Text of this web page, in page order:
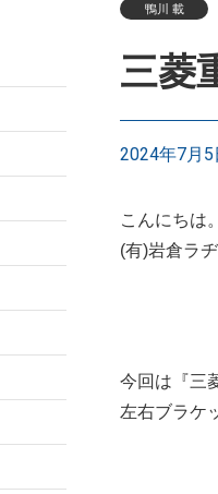
鴨川 載
三菱
2024年7月5
こんにちは。
(有)岩倉ラ
今回は『三
左右ブラケ